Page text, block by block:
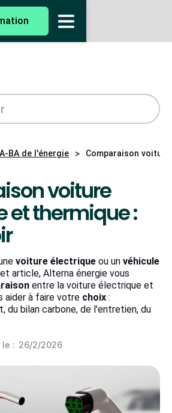
BA de l'énergie > Comparaison
voiture
et thermique :
voiture électrique ou un véhicule
article, Alterna énergie vous
entre la voiture électrique et
aider à faire votre choix :
du bilan carbone, de l'entretien, du
le : 26/2/2026